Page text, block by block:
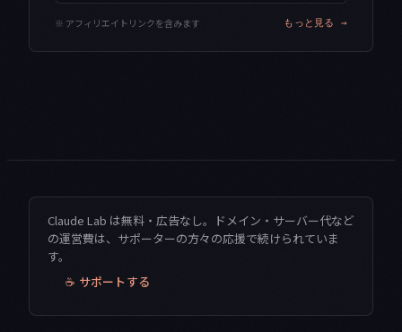
※ アフィリエイトリンクを含みます もっと見る →
Claude Lab は無料・広告なし。ドメイン・サーバー代など
の運営費は、サポーターの方々の応援で続けられていま
す。
☕ サポートする